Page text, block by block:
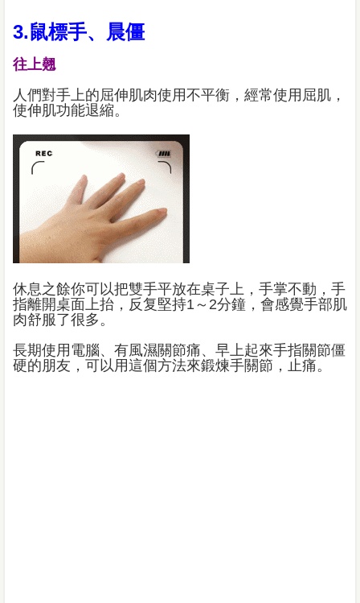
3.鼠標手、晨僵
往上翹
人們對手上的屈伸肌肉使用不平衡，經常使用屈肌，
使伸肌功能退縮。
休息之餘你可以把雙手平放在桌子上，手掌不動，手
指離開桌面上抬，反复堅持1～2分鐘，會感覺手部肌
肉舒服了很多。
長期使用電腦、有風濕關節痛、早上起來手指關節僵
硬的朋友，可以用這個方法來鍛煉手關節，止痛。